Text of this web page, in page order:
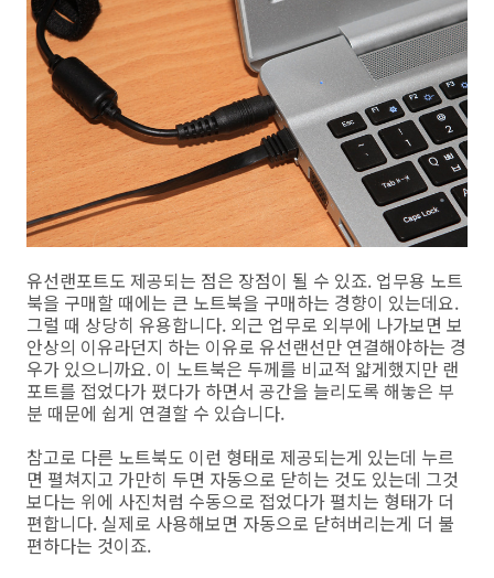
유선랜포트도 제공되는 점은 장점이 될 수 있죠. 업무용 노트
북을 구매할 때에는 큰 노트북을 구매하는 경향이 있는데요.
그럴 때 상당히 유용합니다. 외근 업무로 외부에 나가보면 보
안상의 이유라던지 하는 이유로 유선랜선만 연결해야하는 경
우가 있으니까요. 이 노트북은 두께를 비교적 얇게했지만 랜
포트를 접었다가 폈다가 하면서 공간을 늘리도록 해놓은 부
분 때문에 쉽게 연결할 수 있습니다.
참고로 다른 노트북도 이런 형태로 제공되는게 있는데 누르
면 펼쳐지고 가만히 두면 자동으로 닫히는 것도 있는데 그것
보다는 위에 사진처럼 수동으로 접었다가 펼치는 형태가 더
편합니다. 실제로 사용해보면 자동으로 닫혀버리는게 더 불
편하다는 것이죠.